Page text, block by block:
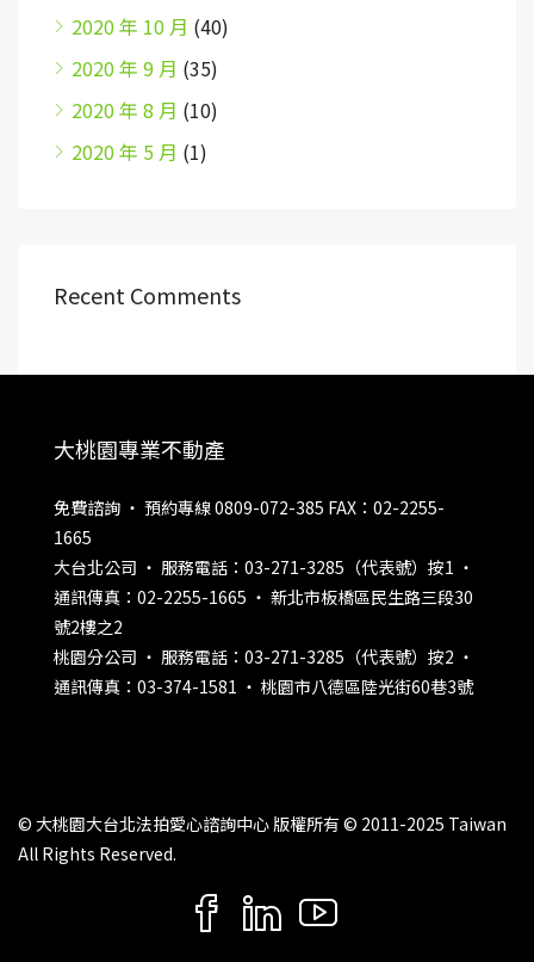
2020 年 10 月 (40)
2020 年 9 月 (35)
2020 年 8 月 (10)
2020 年 5 月 (1)
Recent Comments
大桃園專業不動產
免費諮詢 ‧ 預約專線 0809-072-385 FAX：02-2255-
1665
大台北公司 ‧ 服務電話：03-271-3285（代表號）按1 ‧
通訊傳真：02-2255-1665 ‧ 新北市板橋區民生路三段30
號2樓之2
桃園分公司 ‧ 服務電話：03-271-3285（代表號）按2 ‧
通訊傳真：03-374-1581 ‧ 桃園市八德區陸光街60巷3號
© 大桃園大台北法拍愛心諮詢中心 版權所有 © 2011-2025 Taiwan
All Rights Reserved.